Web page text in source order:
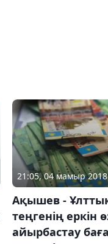
21:05, 04 мамыр 2018
Ақышев -
теңгенің еркін
айырбастау